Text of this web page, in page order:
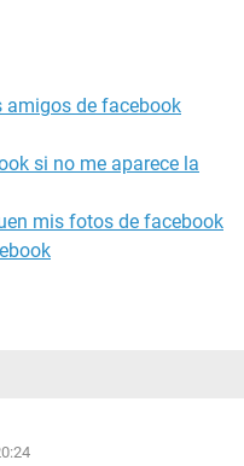
amigos de facebook
si no me aparece la
mis fotos de facebook